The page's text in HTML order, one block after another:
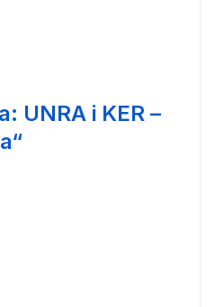
UNRA i KER –